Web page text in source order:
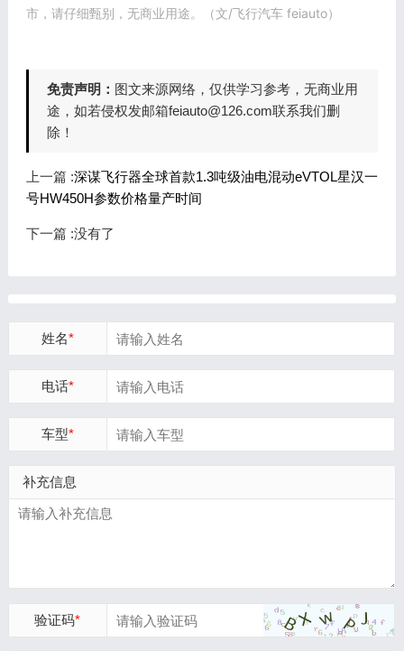
市，请仔细甄别，无商业用途。（文/飞行汽车 feiauto）
免责声明： 图文来源网络，仅供学习参考，无商业用
途，如若侵权发邮箱feiauto@126.com联系我们删
除！
上一篇 :深谋飞行器全球首款1.3吨级油电混动eVTOL星汉一
号HW450H参数价格量产时间
下一篇 :没有了
姓名*
电话*
车型*
补充信息
验证码*